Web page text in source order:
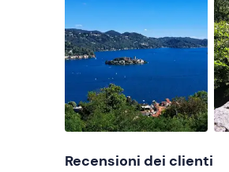
Recensioni dei clienti